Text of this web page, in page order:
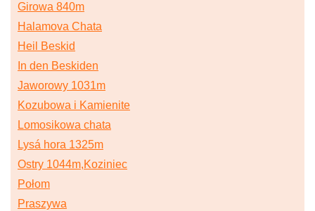
Girowa 840m
Halamova Chata
Heil Beskid
In den Beskiden
Jaworowy 1031m
Kozubowa i Kamienite
Lomosikowa chata
Lysá hora 1325m
Ostry 1044m,Koziniec
Połom
Praszywa